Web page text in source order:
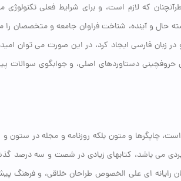
که لازم است، و برای شرایط فعلی تکنولوژی
حال و آینده، شناخت فراوان جامعه و متخصصان را
در زبان فارسی ایجاد کرد، در این صورت می توان
حروفچینی دستاوردهای اصلی، و جوابگوی سوالات
چاپگرها و متون بلکه روزنامه و مجله در ستون و
می باشد، کتابهای زیادی در شصت و سه درصد
رایانه ای علی الخصوص طراحان خلاقی، و فرهنگ